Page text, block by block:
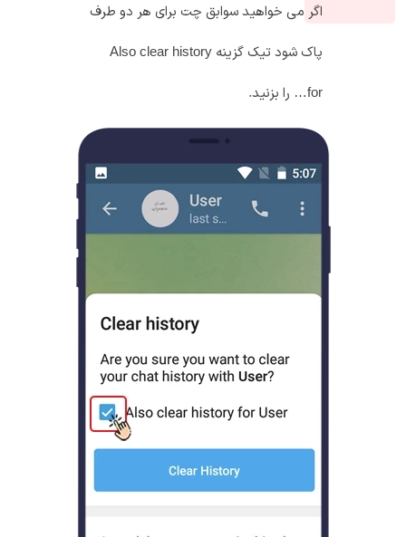
اگر می خواهید سوابق چت برای هر دو طرف
پاک شود تیک گزینه Also clear history
for… را بزنید.